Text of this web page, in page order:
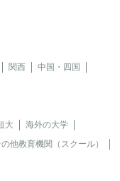
関西
中国・四国
大
海外の大学
の他教育機関（スクール）